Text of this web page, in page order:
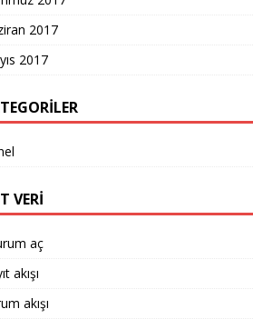
2017
2017
VERI
aç
akışı
akışı